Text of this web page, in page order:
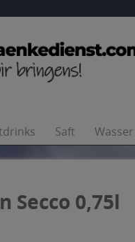
Saft Wasser
Secco 0,75l